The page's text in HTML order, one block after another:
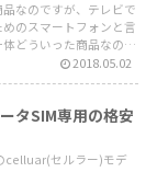
なのですが、テレビで
のスマートフォンと言
どういった商品なので
何か、それから
説していきます！
2018.05.02
タSIM専用の格安
celluar(セルラー)モデ